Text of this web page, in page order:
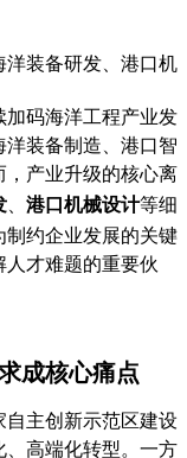
洋装备研发、港口机
码海洋工程产业发
装备制造、港口智
产业升级的核心离
、 港口机械设计等细
约企业发展的关键
才难题的重要伙
成核心痛点
主创新示范区建设
高端化转型。一方